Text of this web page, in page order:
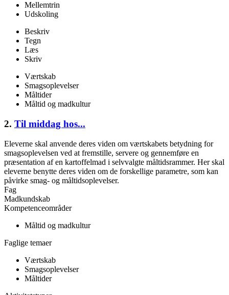
Mellemtrin
Udskoling
Beskriv
Tegn
Læs
Skriv
Værtskab
Smagsoplevelser
Måltider
Måltid og madkultur
2. Til middag hos...
Eleverne skal anvende deres viden om værtskabets betydning for
smagsoplevelsen ved at fremstille, servere og gennemføre en
præsentation af en kartoffelmad i selvvalgte måltidsrammer. Her skal
eleverne benytte deres viden om de forskellige parametre, som kan
påvirke smag- og måltidsoplevelser.
Fag
Madkundskab
Kompetenceområder
Måltid og madkultur
Faglige temaer
Værtskab
Smagsoplevelser
Måltider